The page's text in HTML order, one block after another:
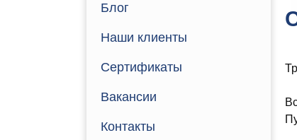
Блог
Наши клиенты
Сертификаты
Вакансии
Контакты